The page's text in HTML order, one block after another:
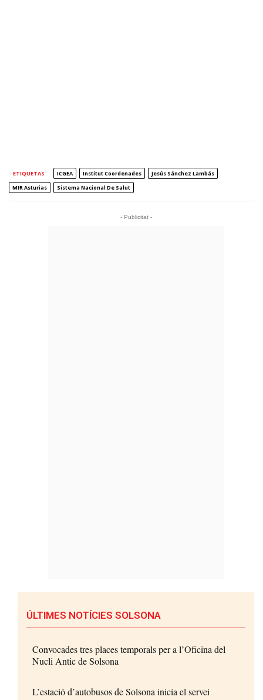
ETIQUETAS ICGEA Institut Coordenades
Jesús Sánchez Lambás
MIR Asturias
Sistema Nacional De Salut
- Publicitat -
ÚLTIMES NOTÍCIES SOLSONA
Convocades tres places temporals per a l’Oficina del
Nucli Antic de Solsona
L’estació d’autobusos de Solsona inicia el servei